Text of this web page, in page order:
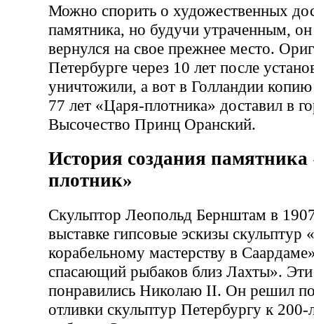
Можно спорить о художественных
памятника, но будучи утраченным, он
вернулся на свое прежнее место.
Петербурге через 10 лет после
уничтожили, а вот в Голландии
77 лет «Царя-плотника» доставил в
Высочество Принц Оранский.
История создания
плотник»
Скульптор Леопольд Бернштам в
выставке гипсовые эскизы скульптур «
корабельному мастерству в
спасающий рыбаков близ Лахты». Эти
понравились Николаю II. Он решил
отливки скульптур Петербургу к